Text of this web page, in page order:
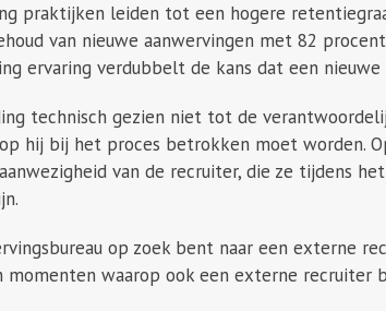
praktijken leiden tot een hogere
van nieuwe aanwervingen met 82
ervaring verdubbelt de kans dat een
technisch gezien niet tot de
hij bij het proces betrokken moet worden.
van de recruiter, die ze tijdens
op zoek bent naar een externe
momenten waarop ook een externe